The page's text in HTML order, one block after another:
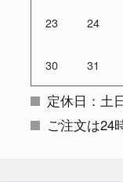
23 24
30 31
定休日：土
ご注文は24